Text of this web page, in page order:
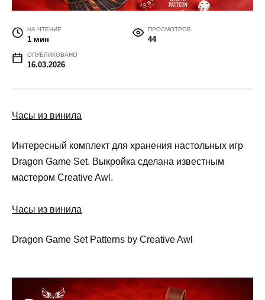
НА ЧТЕНИЕ
1 мин
ПРОСМОТРОВ
44
ОПУБЛИКОВАНО
16.03.2026
Часы из винила
Интересный комплект для хранения настольных игр
Dragon Game Set. Выкройка сделана известным
мастером Creative Awl.
Часы из винила
Dragon Game Set Patterns by Creative Awl